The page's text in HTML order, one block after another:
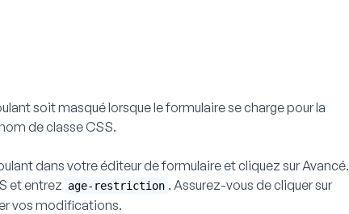
soit masqué lorsque le formulaire se charge pour la
de classe CSS.
dans votre éditeur de formulaire et cliquez surAvancé.
et entrez age-restriction . Assurez-vous de cliquer sur
vos modifications.